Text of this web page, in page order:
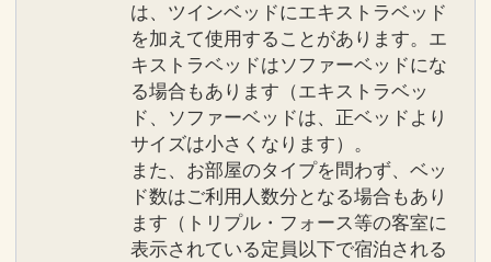
は、ツインベッドにエキストラベッド
を加えて使用することがあります。エ
キストラベッドはソファーベッドにな
る場合もあります（エキストラベッ
ド、ソファーベッドは、正ベッドより
サイズは小さくなります）。
また、お部屋のタイプを問わず、ベッ
ド数はご利用人数分となる場合もあり
ます（トリプル・フォース等の客室に
表示されている定員以下で宿泊される